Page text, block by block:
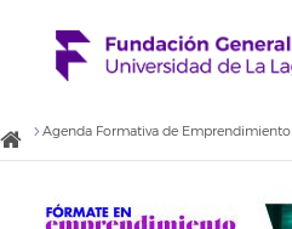
Agenda Formativa de Emprendimiento